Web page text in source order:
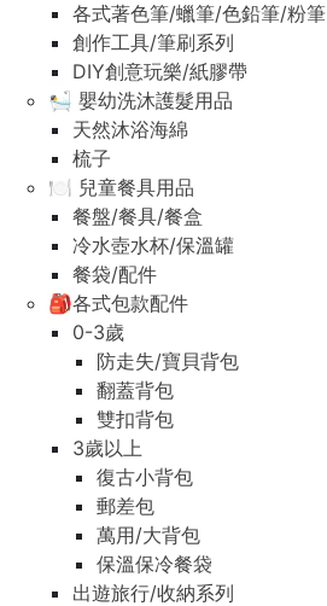
各式著色筆/蠟筆/色鉛筆/粉筆
創作工具/筆刷系列
DIY創意玩樂/紙膠帶
🛀 嬰幼洗沐護髮用品
天然沐浴海綿
梳子
🍽️ 兒童餐具用品
餐盤/餐具/餐盒
冷水壺水杯/保溫罐
餐袋/配件
🎒各式包款配件
0-3歲
防走失/寶貝背包
翻蓋背包
雙扣背包
3歲以上
復古小背包
郵差包
萬用/大背包
保溫保冷餐袋
出遊旅行/收納系列